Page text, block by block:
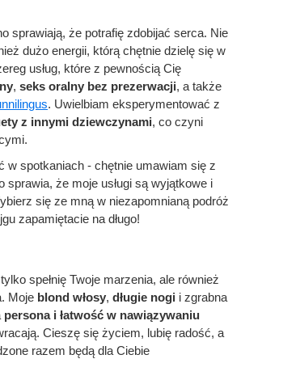
sprawiają, że potrafię zdobijać serca. Nie
dużo energii, którą chętnie dzielę się w
usług, które z pewnością Cię
, seks oralny bez prezerwacji, a także
. Uwielbiam eksperymentować z
z innymi dziewczynami, co czyni
w spotkaniach - chętnie umawiam się z
sprawia, że moje usługi są wyjątkowe i
się ze mną w niezapomnianą podróż
zapamiętacie na długo!
spełnię Twoje marzenia, ale również
Moje blond włosy, długie nogi i zgrabna
persona i łatwość w nawiązywaniu
Cieszę się życiem, lubię radość, a
razem będą dla Ciebie